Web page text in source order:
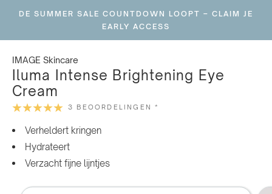
DE SUMMER SALE COUNTDOWN LOOPT – CLAIM JE
EARLY ACCESS
IMAGE Skincare
Iluma Intense Brightening Eye
Cream
3 BEOORDELINGEN *
Verheldert kringen
Hydrateert
Verzacht fijne lijntjes